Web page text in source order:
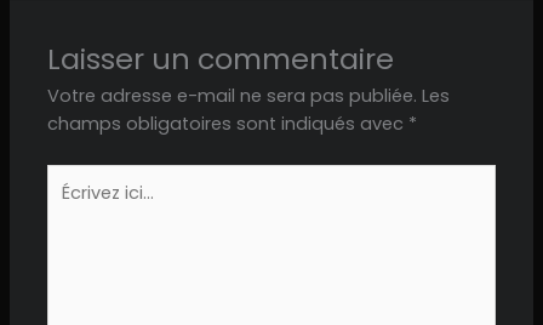
Laisser un commentaire
Votre adresse e-mail ne sera pas publiée. Les
champs obligatoires sont indiqués avec *
ici…